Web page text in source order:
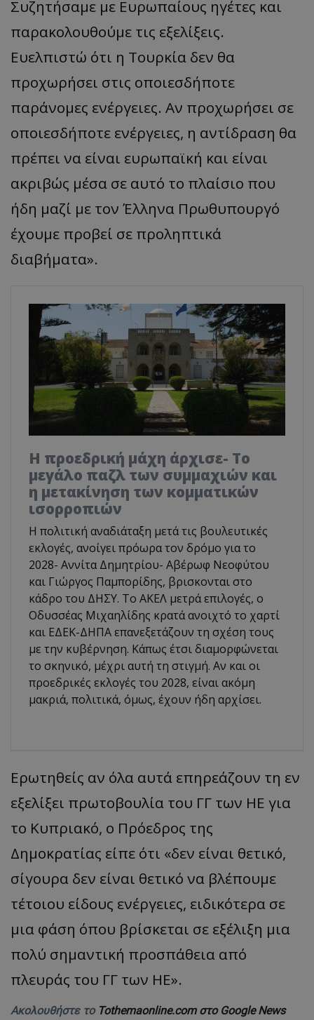
Συζητήσαμε με Ευρωπαίους ηγέτες και
παρακολουθούμε τις εξελίξεις.
Ευελπιστώ ότι η Τουρκία δεν θα
προχωρήσει στις οποιεσδήποτε
παράνομες ενέργειες. Αν προχωρήσει σε
οποιεσδήποτε ενέργειες, η αντίδραση θα
πρέπει να είναι ευρωπαϊκή και είναι
ακριβώς μέσα σε αυτό το πλαίσιο που
ήδη μαζί με τον Έλληνα Πρωθυπουργό
έχουμε προβεί σε προληπτικά
διαβήματα».
Η προεδρική μάχη άρχισε- Το
μεγάλο παζλ των συμμαχιών και
η μετακίνηση των κομματικών
ισορροπιών
Η πολιτική αναδιάταξη μετά τις βουλευτικές
εκλογές, ανοίγει πρόωρα τον δρόμο για το
2028- Αννίτα Δημητρίου- Αβέρωφ Νεοφύτου
και Γιώργος Παμπορίδης, βρισκονται στο
κάδρο του ΔΗΣΥ. Το ΑΚΕΛ μετρά επιλογές, ο
Οδυσσέας Μιχαηλίδης κρατά ανοιχτό το χαρτί
και ΕΔΕΚ-ΔΗΠΑ επανεξετάζουν τη σχέση τους
με την κυβέρνηση. Κάπως έτσι διαμορφώνεται
το σκηνικό, μέχρι αυτή τη στιγμή. Αν και οι
προεδρικές εκλογές του 2028, είναι ακόμη
μακριά, πολιτικά, όμως, έχουν ήδη αρχίσει.
Ερωτηθείς αν όλα αυτά επηρεάζουν τη εν
εξελίξει πρωτοβουλία του ΓΓ των ΗΕ για
το Κυπριακό, ο Πρόεδρος της
Δημοκρατίας είπε ότι «δεν είναι θετικό,
σίγουρα δεν είναι θετικό να βλέπουμε
τέτοιου είδους ενέργειες, ειδικότερα σε
μια φάση όπου βρίσκεται σε εξέλιξη μια
πολύ σημαντική προσπάθεια από
πλευράς του ΓΓ των ΗΕ».
Ακολουθήστε το Tothemaonline.com στο Google News